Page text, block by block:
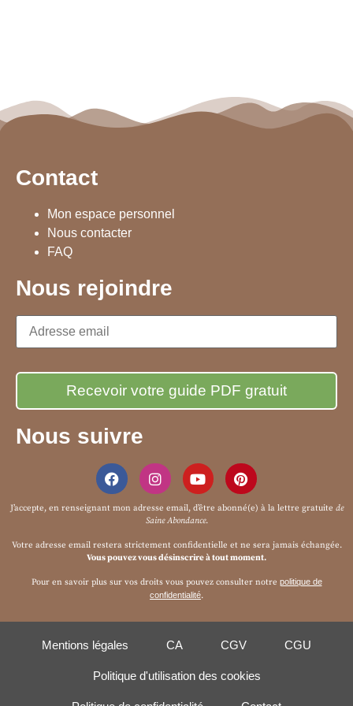
Contact
Mon espace personnel
Nous contacter
FAQ
Nous rejoindre
Nous suivre
J’accepte, en renseignant mon adresse email, d’être abonné(e) à la lettre gratuite de
Saine Abondance.
Votre adresse email restera strictement confidentielle et ne sera jamais échangée.
Vous pouvez vous désinscrire à tout moment.
Pour en savoir plus sur vos droits vous pouvez consulter notre politique de
confidentialité.
Mentions légales CA CGV CGU
Politique d'utilisation des cookies